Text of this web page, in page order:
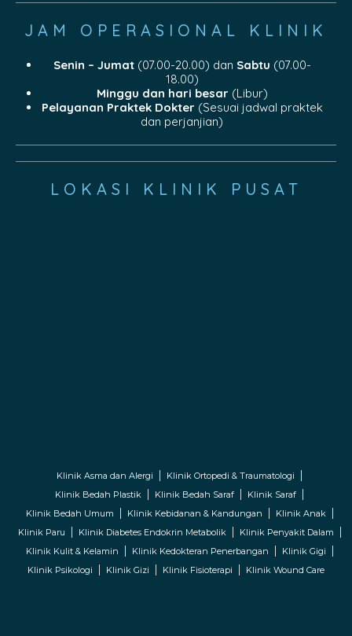
JAM OPERASIONAL KLINIK
Senin – Jumat(07.00-20.00) dan Sabtu (07.00-
18.00)
Minggu dan hari besar(Libur)
Pelayanan Praktek Dokter(Sesuai jadwal praktek
dan perjanjian)
LOKASI KLINIK PUSAT
Klinik Asma dan Alergi
Klinik Ortopedi & Traumatologi
Klinik Bedah Plastik
Klinik Bedah Saraf
Klinik Saraf
Klinik Bedah Umum
Klinik Kebidanan & Kandungan
Klinik Anak
Klinik Paru
Klinik Diabetes Endokrin Metabolik
Klinik Penyakit Dalam
Klinik Kulit & Kelamin
Klinik Kedokteran Penerbangan
Klinik Gigi
Klinik Psikologi
Klinik Gizi Klinik Fisioterapi Klinik Wound Care